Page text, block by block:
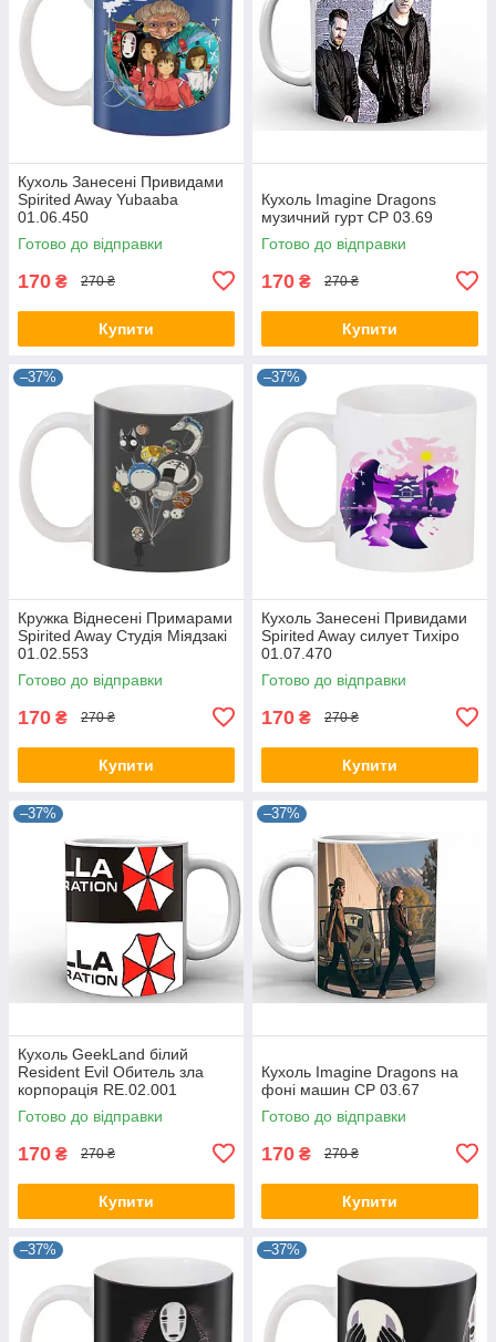
Кухоль Занесені Привидами
Spirited Away Yubaaba
01.06.450
Готово до відправки
170 ₴ 270 ₴
Купити
Кухоль Imagine Dragons
музичний гурт CP 03.69
Готово до відправки
170 ₴ 270 ₴
Купити
–37%
Кружка Віднесені Примарами
Spirited Away Студія Міядзакі
01.02.553
Готово до відправки
170 ₴ 270 ₴
Купити
–37%
Кухоль Занесені Привидами
Spirited Away силует Тихіро
01.07.470
Готово до відправки
170 ₴ 270 ₴
Купити
–37%
Кухоль GeekLand білий
Resident Evil Обитель зла
корпорація RE.02.001
Готово до відправки
170 ₴ 270 ₴
Купити
–37%
Кухоль Imagine Dragons на
фоні машин CP 03.67
Готово до відправки
170 ₴ 270 ₴
Купити
–37% –37%